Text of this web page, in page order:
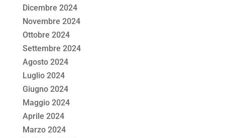
Dicembre 2024
Novembre 2024
Ottobre 2024
Settembre 2024
Agosto 2024
Luglio 2024
Giugno 2024
Maggio 2024
Aprile 2024
Marzo 2024